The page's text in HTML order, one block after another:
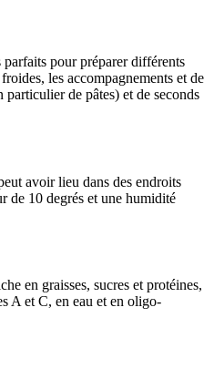
parfaits pour préparer différents
les accompagnements et de
particulier de pâtes) et de seconds
avoir lieu dans des endroits
de 10 degrés et une humidité
en graisses, sucres et protéines,
A et C, en eau et en oligo-